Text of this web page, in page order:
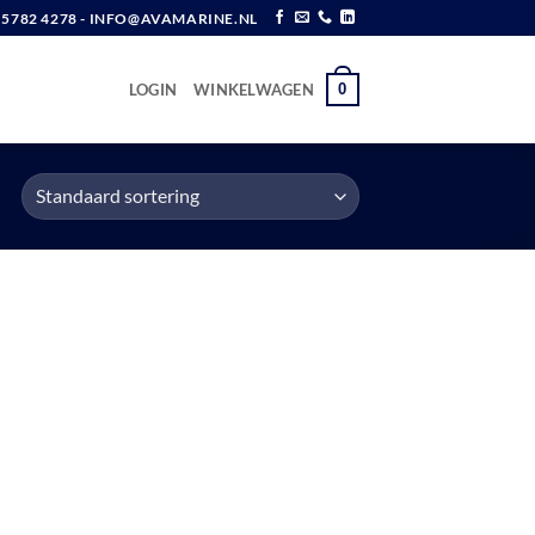
5782 4278 - INFO@AVAMARINE.NL
LOGIN WINKELWAGEN 0